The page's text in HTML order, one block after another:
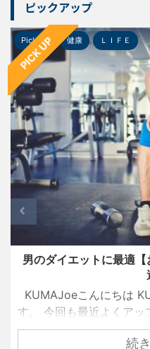
ピックアップ
PICK UP
Pick-up 健康 ＬＩＦＥ
男のダイエットに最適
KUMAJoeこんにちは
す。 今回も最近よくアッ
いていきたいと思います
ベートが忙しくて充実し
続